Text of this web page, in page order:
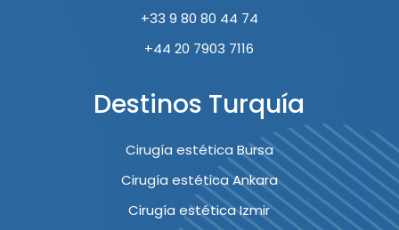
+33 9 80 80 44 74
+44 20 7903 7116
Destinos Turquía
Cirugía estética Bursa
Cirugía estética Ankara
Cirugía estética Izmir